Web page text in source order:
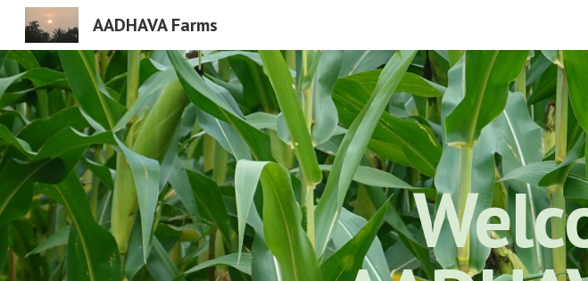
AADHAVA Farms